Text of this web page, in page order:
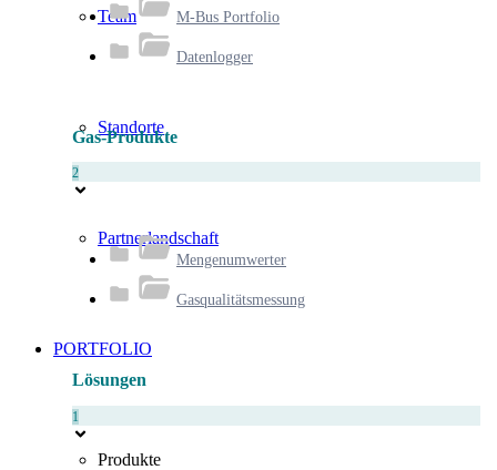
Team
Standorte
Partnerlandschaft
PORTFOLIO
Produkte
M-Bus Portfolio
Datenlogger
Gas-Produkte
2
Mengenumwerter
Gasqualitätsmessung
Lösungen
1